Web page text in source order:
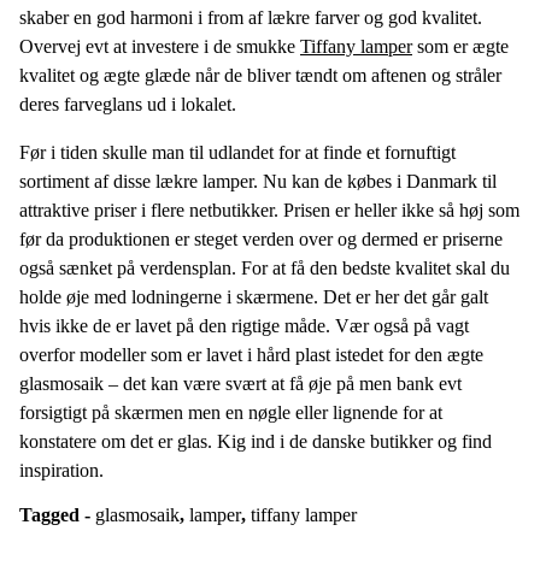
skaber en god harmoni i from af lækre farver og god kvalitet.
Overvej evt at investere i de smukke Tiffany lampersom er ægte
kvalitet og ægte glæde når de bliver tændt om aftenen og stråler
deres farveglans ud i lokalet.
Før i tiden skulle man til udlandet for at finde et fornuftigt
sortiment af disse lækre lamper. Nu kan de købes i Danmark til
attraktive priser i flere netbutikker. Prisen er heller ikke så høj som
før da produktionen er steget verden over og dermed er priserne
også sænket på verdensplan. For at få den bedste kvalitet skal du
holde øje med lodningerne i skærmene. Det er her det går galt
hvis ikke de er lavet på den rigtige måde. Vær også på vagt
overfor modeller som er lavet i hård plast istedet for den ægte
glasmosaik – det kan være svært at få øje på men bank evt
forsigtigt på skærmen men en nøgle eller lignende for at
konstatere om det er glas. Kig ind i de danske butikker og find
inspiration.
Tagged - glasmosaik, lamper, tiffany lamper